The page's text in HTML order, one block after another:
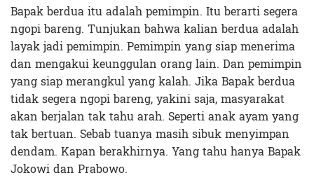
Bapak berdua itu adalah pemimpin. Itu berarti segera
ngopi bareng. Tunjukan bahwa kalian berdua adalah
layak jadi pemimpin. Pemimpin yang siap menerima
dan mengakui keunggulan orang lain. Dan pemimpin
yang siap merangkul yang kalah. Jika Bapak berdua
tidak segera ngopi bareng, yakini saja, masyarakat
akan berjalan tak tahu arah. Seperti anak ayam yang
tak bertuan. Sebab tuanya masih sibuk menyimpan
dendam. Kapan berakhirnya. Yang tahu hanya Bapak
Jokowi dan Prabowo.